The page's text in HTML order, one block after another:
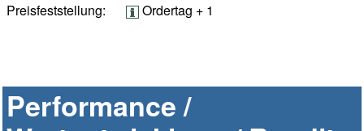
Preisfeststellung:
Ordertag + 1
Performance /